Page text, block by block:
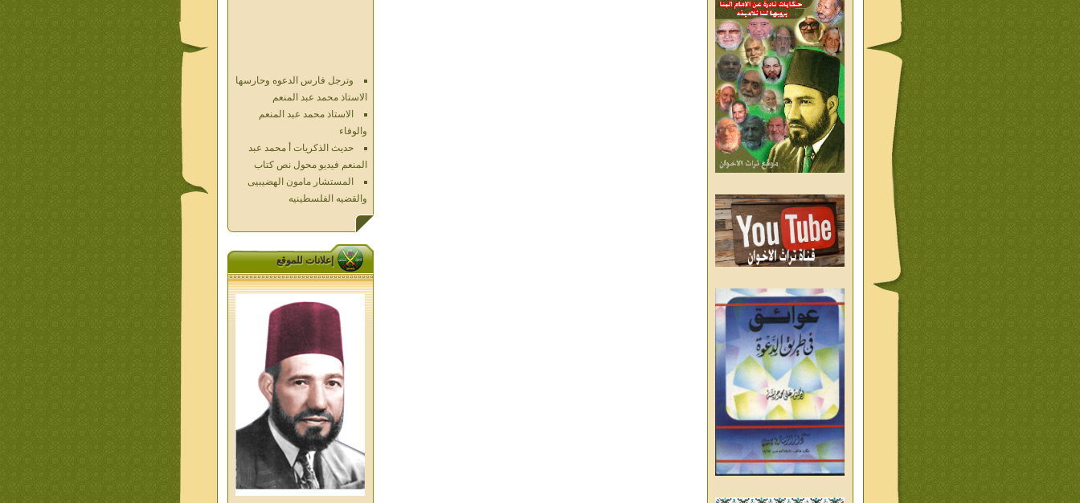
الاستاذ محمد عبد المنعم
والوفاء
حديث الذكريات أ محمد عبد
المنعم فيديو محول نص كتاب
المستشار مامون الهضيبيى
والقضيه الفلسطينيه
العداله الغائبه 1000 شهيد
فلسطين ده كان زمان
الاقصى فى قلوبنا
خواطر الحج
الاخوان فى حرب فلسطين
حكايات من التراث الجزء الاول
من اعلام الاخوان المسلمين
المعاصرين الجزء الثانى
ديوان شعر الاخوان فى القلب
تاليف الشيخ على متولى
تفاصيل جنازة الشهيد احمد
النيسى وعمر شاهين 1952
جمعه امين ومواقف ساعدت
الامام البنا فى تكوين شخصي
الاستاذ جمعه امين وعبقرية
الامام البنا
الشمائل المحمديه دكتور يحيى
غزب
إعلانات للموقع